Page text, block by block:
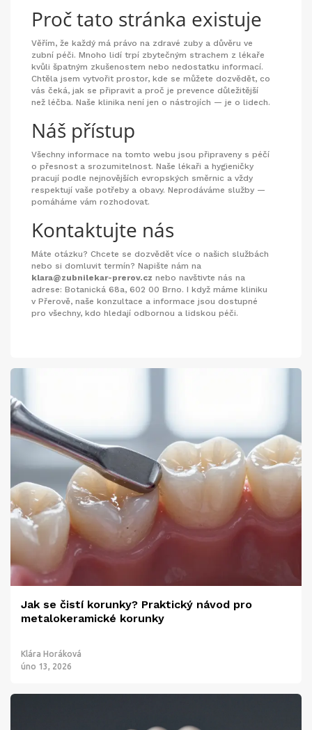
Proč tato stránka existuje
Věřím, že každý má právo na zdravé zuby a důvěru ve
zubní péči. Mnoho lidí trpí zbytečným strachem z lékaře
kvůli špatným zkušenostem nebo nedostatku informací.
Chtěla jsem vytvořit prostor, kde se můžete dozvědět, co
vás čeká, jak se připravit a proč je prevence důležitější
než léčba. Naše klinika není jen o nástrojích — je o lidech.
Náš přístup
Všechny informace na tomto webu jsou připraveny s péčí
o přesnost a srozumitelnost. Naše lékaři a hygieničky
pracují podle nejnovějších evropských směrnic a vždy
respektují vaše potřeby a obavy. Neprodáváme služby —
pomáháme vám rozhodovat.
Kontaktujte nás
Máte otázku? Chcete se dozvědět více o našich službách
nebo si domluvit termín? Napište nám na
klara@zubnilekar-prerov.cz nebo navštivte nás na
adrese: Botanická 68a, 602 00 Brno. I když máme kliniku
v Přerově, naše konzultace a informace jsou dostupné
pro všechny, kdo hledají odbornou a lidskou péči.
Jak se čistí korunky? Praktický návod pro
metalokeramické korunky
Klára Horáková
úno 13, 2026